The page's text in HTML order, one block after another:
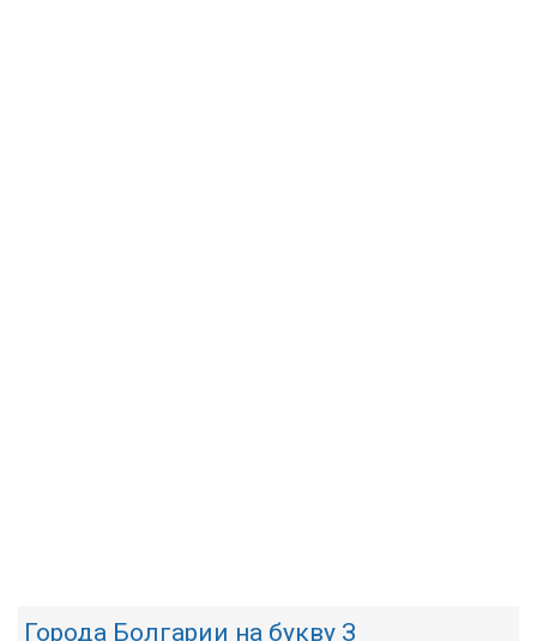
Города Болгарии на букву З